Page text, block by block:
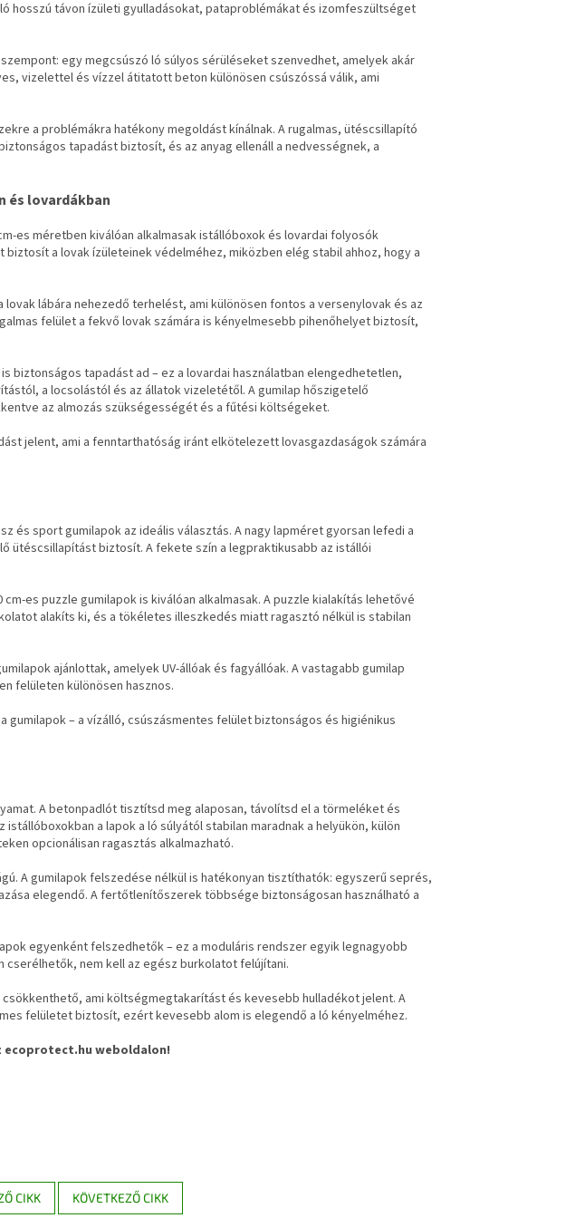
hosszú távon ízületi gyulladásokat, pataproblémákat és izomfeszültséget
egy megcsúszó ló súlyos sérüléseket szenvedhet, amelyek akár
vizelettel és vízzel átitatott beton különösen csúszóssá válik, ami
a problémákra hatékony megoldást kínálnak. A rugalmas, ütéscsillapító
tapadást biztosít, és az anyag ellenáll a nedvességnek, a
és lovardákban
es méretben kiválóan alkalmasak istállóboxok és lovardai folyosók
a lovak ízületeinek védelméhez, miközben elég stabil ahhoz, hogy a
lábára nehezedő terhelést, ami különösen fontos a versenylovak és az
felület a fekvő lovak számára is kényelmesebb pihenőhelyet biztosít,
biztonságos tapadást ad – ez a lovardai használatban elengedhetetlen,
a locsolástól és az állatok vizeletétől. A gumilap hőszigetelő
az almozás szükségességét és a fűtési költségeket.
jelent, ami a fenntarthatóság iránt elkötelezett lovasgazdaságok számára
és sport gumilapok az ideális választás. A nagy lapméret gyorsan lefedi a
ütéscsillapítást biztosít. A fekete szín a legpraktikusabb az istállói
es puzzle gumilapok is kiválóan alkalmasak. A puzzle kialakítás lehetővé
alakíts ki, és a tökéletes illeszkedés miatt ragasztó nélkül is stabilan
ajánlottak, amelyek UV-állóak és fagyállóak. A vastagabb gumilap
felületen különösen hasznos.
gumilapok – a vízálló, csúszásmentes felület biztonságos és higiénikus
A betonpadlót tisztítsd meg alaposan, távolítsd el a törmeléket és
a lapok a ló súlyától stabilan maradnak a helyükön, külön
opcionálisan ragasztás alkalmazható.
A gumilapok felszedése nélkül is hatékonyan tisztíthatók: egyszerű seprés,
elegendő. A fertőtlenítőszerek többsége biztonságosan használható a
egyenként felszedhetők – ez a moduláris rendszer egyik legnagyobb
nem kell az egész burkolatot felújítani.
ami költségmegtakarítást és kevesebb hulladékot jelent. A
felületet biztosít, ezért kevesebb alom is elegendő a ló kényelméhez.
ecoprotect.hu weboldalon!
CIKK KÖVETKEZŐ CIKK